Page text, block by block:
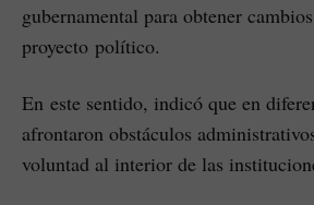
gubernamental para obtener
proyecto político.
En este sentido, indicó que en
afrontaron obstáculos
voluntad al interior de las